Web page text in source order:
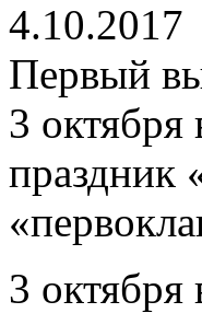
4.10.2017
Первый
3
праздник
3